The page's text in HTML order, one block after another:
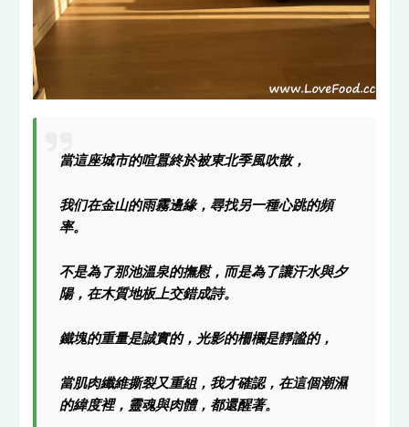
當這座城市的喧囂終於被東北季風吹散，
我们在金山的雨霧邊緣，尋找另一種心跳的頻
率。
不是為了那池溫泉的撫慰，而是為了讓汗水與夕
陽，在木質地板上交錯成詩。
鐵塊的重量是誠實的，光影的柵欄是靜謐的，
當肌肉纖維撕裂又重組，我才確認，在這個潮濕
的緯度裡，靈魂與肉體，都還醒著。